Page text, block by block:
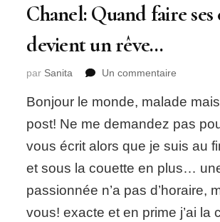
Chanel: Quand faire ses
devient un rêve…
par Sanita Un commentaire
Quand
ses
courses
rêve…
Bonjour le monde, malade
post! Ne me demandez pas
vous écrit alors que je suis au
et sous la couette en plus…
passionnée n’a pas d’horaire,
vous! exacte et en prime j’ai la